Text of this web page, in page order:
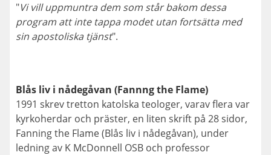
"Vi vill uppmuntra dem som står bakom dessa
program att inte tappa modet utan fortsätta med
sin apostoliska tjänst".
Blås liv i nådegåvan (Fannng the Flame)
1991 skrev tretton katolska teologer, varav flera var
kyrkoherdar och präster, en liten skrift på 28 sidor,
Fanning the Flame (Blås liv i nådegåvan), under
ledning av K McDonnell OSB och professor